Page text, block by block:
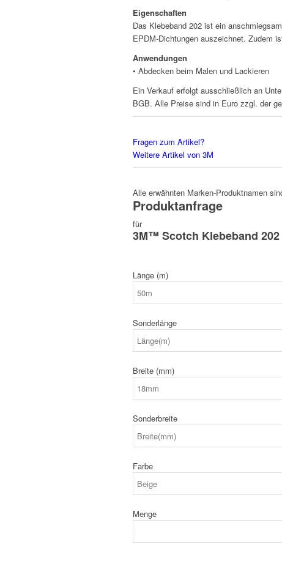
Eigenschaften
Das Klebeband 202 ist ein
EPDM-Dichtungen auszeichnet. Zudem
Anwendungen
• Abdecken beim Malen und Lackieren
Ein Verkauf erfolgt ausschließlich an
BGB. Alle Preise sind in Euro zzgl. der
Fragen zum Artikel?
Weitere Artikel von 3M
Alle erwähnten Marken-Produktnamen
Produktanfrage
für
3M™ Scotch Klebeband 202
Länge (m)
Sonderlänge
Breite (mm)
Sonderbreite
Farbe
Menge